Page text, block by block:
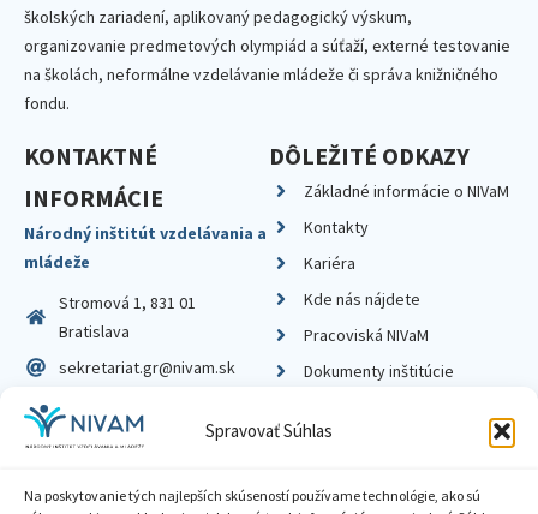
Spravovať Súhlas
Na poskytovanie tých najlepších skúseností používame technológie, ako sú
školských zariadení, aplikovaný pedagogický výskum,
organizovanie predmetových olympiád a súťaží, externé testovanie
na školách, neformálne vzdelávanie mládeže či správa knižničného
fondu.
KONTAKTNÉ
INFORMÁCIE
Národný inštitút vzdelávania a
mládeže
Stromová 1, 831 01
Bratislava
sekretariat.gr@nivam.sk
IČO: 00164348
DIČ: 2020798714
DÔLEŽITÉ ODKAZY
Základné informácie o NIVaM
Kontakty
Kariéra
Kde nás nájdete
Pracoviská NIVaM
Dokumenty inštitúcie